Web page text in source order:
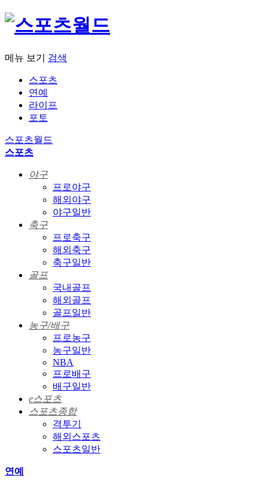
메뉴 보기 검색
스포츠
연예
라이프
포토
스포츠월드
스포츠
야구
프로야구
해외야구
야구일반
축구
프로축구
해외축구
축구일반
골프
국내골프
해외골프
골프일반
농구/배구
프로농구
농구일반
NBA
프로배구
배구일반
e스포츠
스포츠종합
격투기
해외스포츠
스포츠일반
연예